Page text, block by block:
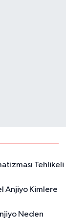
Tehlikeli
Anjiyo Kimlere
Neden